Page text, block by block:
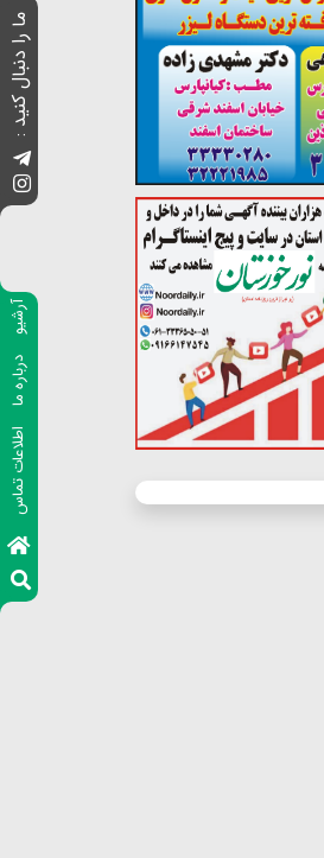
ما را دنبال کنید :
آرشیو
درباره ما
اطلاعات تماس